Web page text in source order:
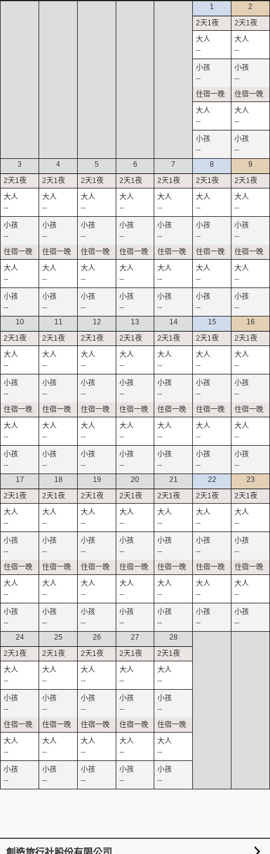
1
--
--
--
--
2
--
--
--
--
3
--
--
--
--
4
--
--
--
--
5
--
--
--
--
6
--
--
--
--
7
--
--
--
--
8
--
--
--
--
9
--
--
--
--
10
--
--
--
--
11
--
--
--
--
12
--
--
--
--
13
--
--
--
--
14
--
--
--
--
15
--
--
--
--
16
--
--
--
--
17
--
--
--
--
18
--
--
--
--
19
--
--
--
--
20
--
--
--
--
21
--
--
--
--
22
--
--
--
--
23
--
--
--
--
24
--
--
--
--
25
--
--
--
--
26
--
--
--
--
27
--
--
--
--
28
--
--
--
--